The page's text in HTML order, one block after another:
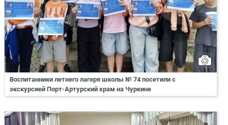
Воспитанники летнего лагеря школы № 74 посетили с
экскурсией Порт-Артурский храм на Чуркине